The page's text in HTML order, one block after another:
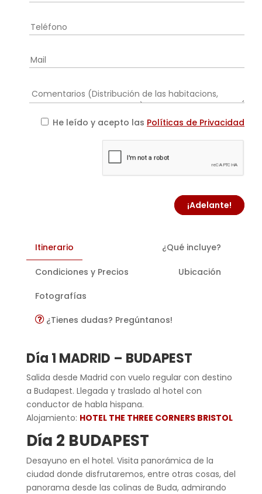
He leído y acepto las Políticas de Privacidad
¡Adelante!
Itinerario ¿Qué incluye?
Condiciones y Precios Ubicación
Fotografías
¿Tienes dudas? Pregúntanos!
Día 1 MADRID – BUDAPEST
Salida desde Madrid con vuelo regular con destino
a Budapest. Llegada y traslado al hotel con
conductor de habla hispana.
Alojamiento: HOTEL THE THREE CORNERS BRISTOL
Día 2 BUDAPEST
Desayuno en el hotel. Visita panorámica de la
ciudad donde disfrutaremos, entre otras cosas, del
panorama desde las colinas de Buda, admirando